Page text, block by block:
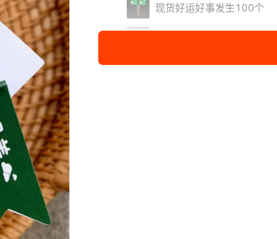
现货好运好事发生100个